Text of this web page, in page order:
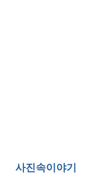
사진속이야기